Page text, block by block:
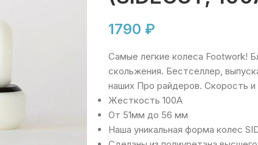
1790 ₽
Самые легкие колеса Footwork!
скольжения. Бестселлер,
наших Про райдеров. Скорость
Жесткость 100А
От 51мм до 56 мм
Наша уникальная форма колес